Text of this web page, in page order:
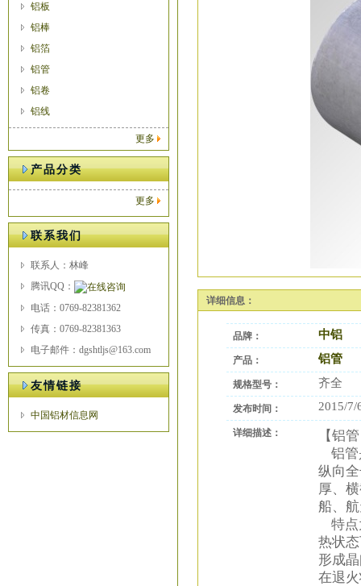
铝板
铝棒
铝箔
铝管
铝卷
铝线
更多
产品分类
更多
联系我们
联系人：林峰
腾讯QQ：
电话：0769-82381362
传真：0769-82381363
电子邮件：dgshtljs@163.com
友情链接
中国铝材信息网
详细信息：
品牌： 中铝
产品： 铝管
规格型号： 齐全
发布时间： 2015/7/
详细描述：
【铝
铝管
纵向
厚、
船、
特点
热状
形成
在退